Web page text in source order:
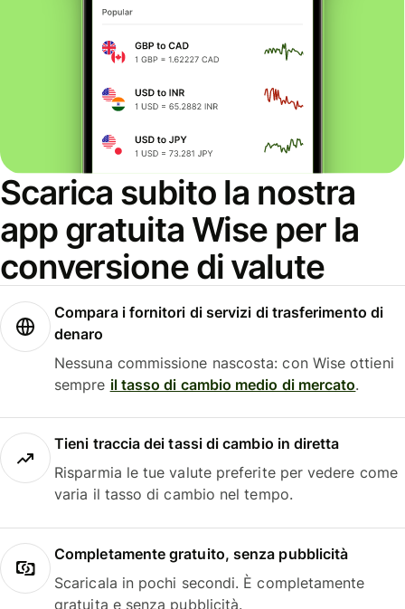
Scarica subito la nostra
app gratuita Wise per la
conversione di valute
Compara i fornitori di servizi di trasferimento di
denaro
Nessuna commissione nascosta: con Wise ottieni
sempre il tasso di cambio medio di mercato.
Tieni traccia dei tassi di cambio in diretta
Risparmia le tue valute preferite per vedere come
varia il tasso di cambio nel tempo.
Completamente gratuito, senza pubblicità
Scaricala in pochi secondi. È completamente
gratuita e senza pubblicità.